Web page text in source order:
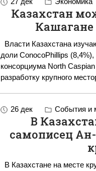
Казахстан
Власти Казахстана
доли ConocoPhillips
консорциума North
разработку крупного
26 дек События и
В
самописец
В Казахстане на месте